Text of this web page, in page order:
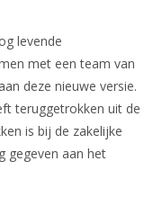
levende
met een team van
deze nieuwe versie.
teruggetrokken uit de
is bij de zakelijke
gegeven aan het